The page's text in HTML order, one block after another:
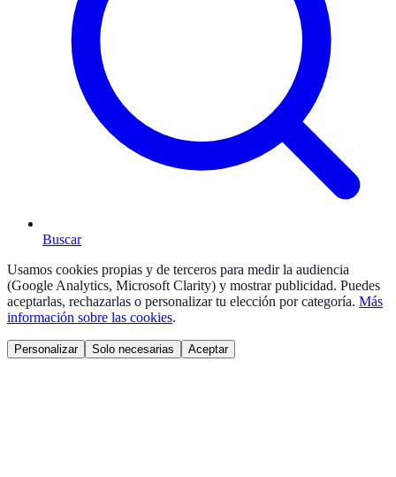
Buscar
Usamos cookies propias y de terceros para medir la audiencia
(Google Analytics, Microsoft Clarity) y mostrar publicidad. Puedes
aceptarlas, rechazarlas o personalizar tu elección por categoría. Más
información sobre las cookies.
Personalizar Solo necesarias Aceptar